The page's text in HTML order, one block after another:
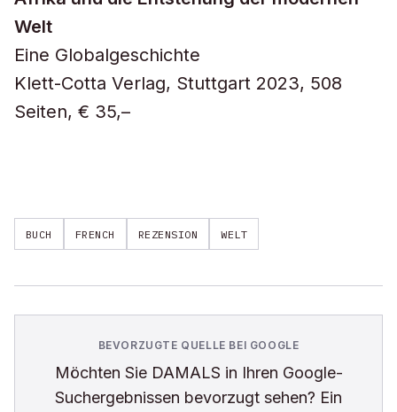
Welt
Eine Globalgeschichte
Klett-Cotta Verlag, Stuttgart 2023, 508
Seiten, € 35,–
BUCH FRENCH REZENSION WELT
BEVORZUGTE QUELLE BEI GOOGLE
Möchten Sie DAMALS in Ihren Google-
Suchergebnissen bevorzugt sehen? Ein